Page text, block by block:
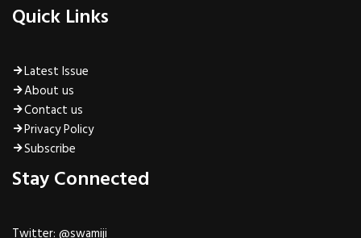
Quick Links
Latest Issue
About us
Contact us
Privacy Policy
Subscribe
Stay Connected
Twitter: @swamiji